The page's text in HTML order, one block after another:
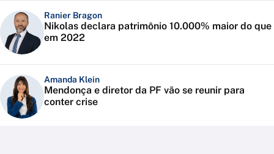
Ranier Bragon
Nikolas declara patrimônio 10.000% maior do que
em 2022
Amanda Klein
Mendonça e diretor da PF vão se reunir para
conter crise